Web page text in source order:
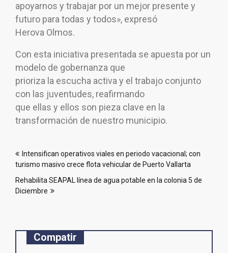
apoyarnos y trabajar por un mejor presente y
futuro para todas y todos», expresó
Herova Olmos.
Con esta iniciativa presentada se apuesta por un
modelo de gobernanza que
prioriza la escucha activa y el trabajo conjunto
con las juventudes, reafirmando
que ellas y ellos son pieza clave en la
transformación de nuestro municipio.
de
entradas
Intensifican operativos viales en periodo vacacional; con
turismo masivo crece flota vehicular de Puerto Vallarta
Rehabilita SEAPAL línea de agua potable en la colonia 5 de
Diciembre
Compatir